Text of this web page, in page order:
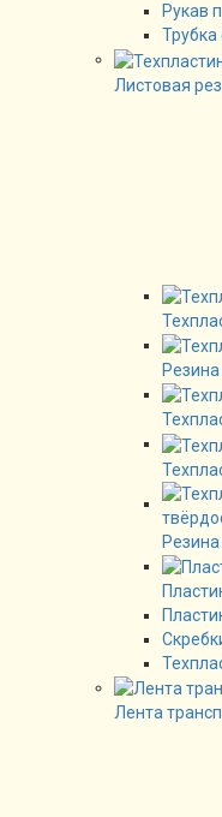
Рукав
Листовая
Лента